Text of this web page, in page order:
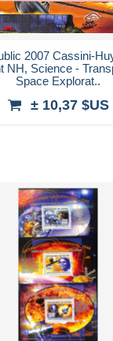
2007 Cassini-
NH, Science -
Space Explorat..
± 10,37 $US